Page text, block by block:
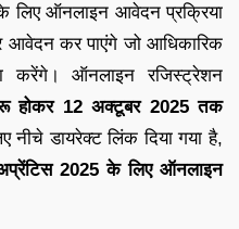
लिए ऑनलाइन आवेदन प्रक्रिया
आवेदन कर पाएंगे जो आधिकारिक
करेंगे। ऑनलाइन रजिस्ट्रेशन
होकर 12 अक्टूबर 2025 तक
नीचे डायरेक्ट लिंक दिया गया है,
2025 के लिए ऑनलाइन